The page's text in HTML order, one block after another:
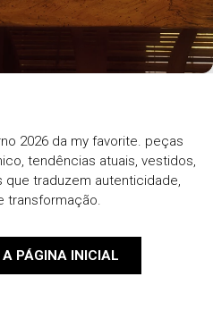
2026 da my favorite. peças
tendências atuais, vestidos,
que traduzem autenticidade,
transformação.
PÁGINA INICIAL